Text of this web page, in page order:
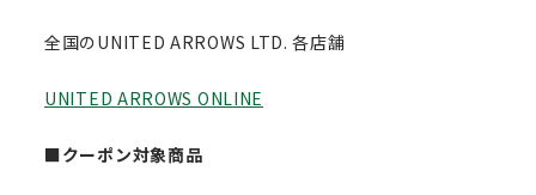
全国のUNITED ARROWS LTD. 各店舗
UNITED ARROWS ONLINE
■クーポン対象商品